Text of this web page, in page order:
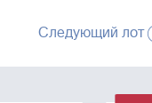
Следующий лот